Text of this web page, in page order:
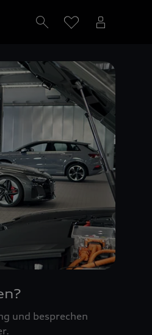
und besprechen